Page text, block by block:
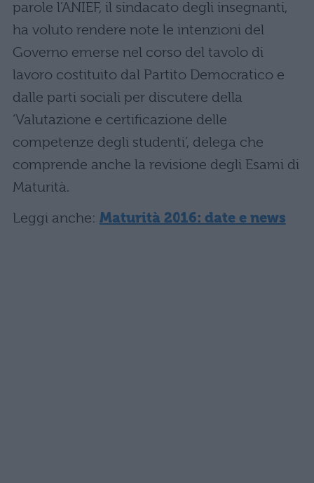
parole l’ANIEF, il sindacato degli insegnanti,
ha voluto rendere note le intenzioni del
Governo emerse nel corso del tavolo di
lavoro costituito dal Partito Democratico e
dalle parti sociali per discutere della
‘Valutazione e certificazione delle
competenze degli studenti’, delega che
comprende anche la revisione degli Esami di
Maturità.
Leggi anche: Maturità 2016: date e news